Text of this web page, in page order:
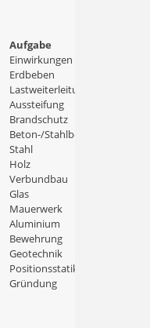
Aufgabe
Einwirkungen
Erdbeben
Lastweiterleitung
Aussteifung
Brandschutz
Beton-/Stahlbeton
Stahl
Holz
Verbundbau
Glas
Mauerwerk
Aluminium
Bewehrung
Geotechnik
Positionsstatik
Gründung